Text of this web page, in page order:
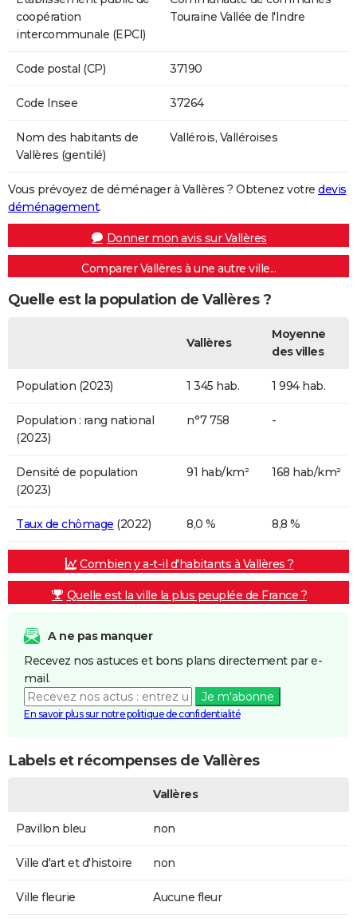
coopération
intercommunale (EPCI)
Touraine Vallée de l'Indre
Code postal (CP) 37190
Code Insee 37264
Nom des habitants de
Vallères (gentilé)
Vallérois, Valléroises
Vous prévoyez de déménager à Vallères ? Obtenez votre devis
déménagement.
Donner mon avis sur Vallères
Comparer Vallères à une autre ville...
Quelle est la population de Vallères ?
Vallères
Moyenne
des villes
Population (2023) 1 345 hab. 1 994 hab.
Population : rang national
(2023)
n°7 758 -
Densité de population
(2023)
91 hab/km² 168 hab/km²
Taux de chômage (2022) 8,0 % 8,8 %
Combien y a-t-il d'habitants à Vallères ?
Quelle est la ville la plus peuplée de France ?
A ne pas manquer
Recevez nos astuces et bons plans directement par e-
mail.
Je m'abonne
En savoir plus sur notre politique de confidentialité
Labels et récompenses de Vallères
Vallères
Pavillon bleu non
Ville d'art et d'histoire non
Ville fleurie Aucune fleur